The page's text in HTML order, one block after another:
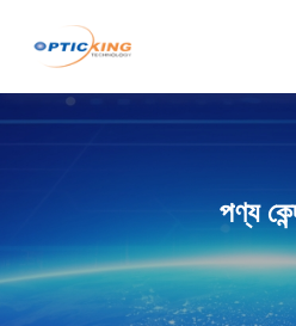
পণ্য